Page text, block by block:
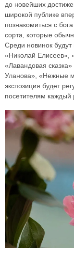
до новейших
широкой публике
познакомиться с
сорта, которые
Среди новинок
«Николай Елисеев»,
«Лавандовая
Уланова», «Нежные
экспозиция будет
посетителям